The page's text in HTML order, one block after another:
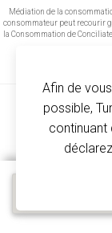
Médiation de la
consommateur peut recourir
la Consommation de
Afin de
possible,
continuant